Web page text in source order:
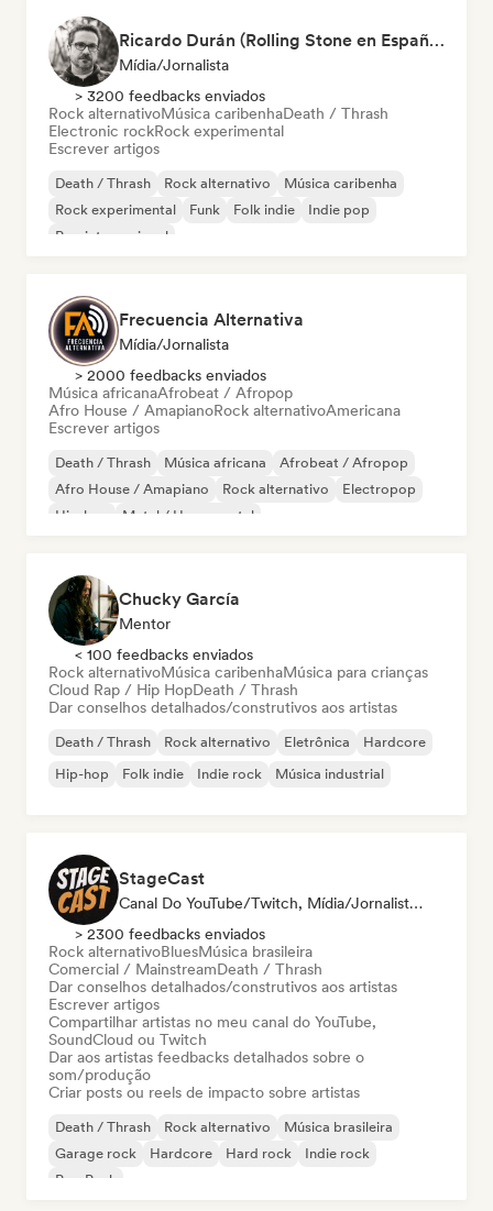
Ricardo Durán (Rolling Stone en Español-Editor-in-chief)
Mídia/Jornalista
> 3200 feedbacks enviados
Rock alternativoMúsica caribenhaDeath / Thrash
Electronic rockRock experimental
Escrever artigos
Death / Thrash Rock alternativo
Música caribenha
Rock experimental
Funk Folk indie
Indie pop
Pop internacional
Frecuencia Alternativa
Mídia/Jornalista
> 2000 feedbacks enviados
Música africanaAfrobeat / Afropop
Afro House / AmapianoRock alternativoAmericana
Escrever artigos
Death / Thrash Música africana
Afrobeat / Afropop
Afro House / Amapiano
Rock alternativo
Electropop
Hip-hop
Metal / Heavy metal
Chucky García
Mentor
< 100 feedbacks enviados
Rock alternativoMúsica caribenhaMúsica para crianças
Cloud Rap / Hip HopDeath / Thrash
Dar conselhos detalhados/construtivos aos artistas
Death / Thrash Rock alternativo Eletrônica
Hardcore
Hip-hop
Folk indie Indie rock Música industrial
StageCast
Canal Do YouTube/Twitch, Mídia/Jornalista, Mentor, Influenciador, Especialista Em Som
> 2300 feedbacks enviados
Rock alternativoBluesMúsica brasileira
Comercial / MainstreamDeath / Thrash
Dar conselhos detalhados/construtivos aos artistas
Escrever artigos
Compartilhar artistas no meu canal do YouTube,
SoundCloud ou Twitch
Dar aos artistas feedbacks detalhados sobre o
som/produção
Criar posts ou reels de impacto sobre artistas
Death / Thrash Rock alternativo
Música brasileira
Garage rock
Hardcore Hard rock
Indie rock
Pop Punk